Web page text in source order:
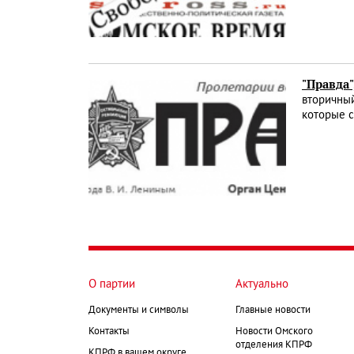
которые
О партии
Документы и символы
Контакты
Актуально
Главные новости
Новости Омского
отделения КПРФ